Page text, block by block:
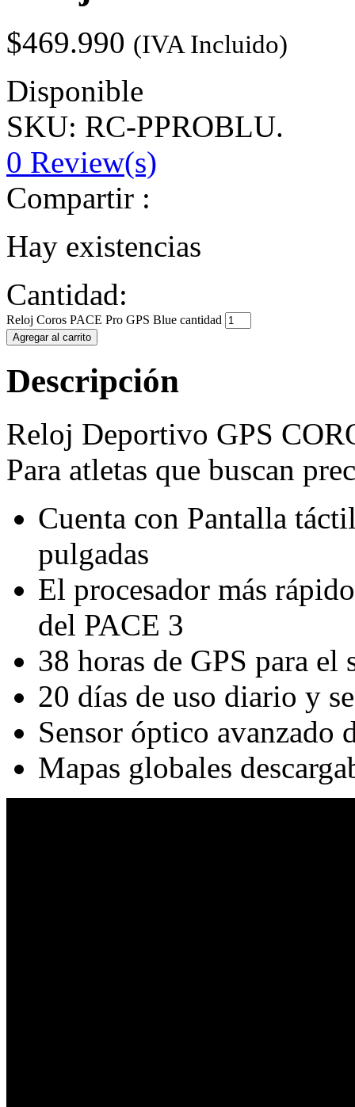
$469.990 (IVA Incluido)
Disponible
SKU: RC-PPROBLU.
0 Review(s)
Compartir :
Hay existencias
Cantidad:
Reloj Coros PACE Pro GPS Blue cantidad
Agregar al carrito
Descripción
Reloj Deportivo GPS
Para atletas que buscan
Cuenta con Pantalla
pulgadas
El procesador más
del PACE 3
38 horas de GPS para
20 días de uso diario y
Sensor óptico avanzado
Mapas globales